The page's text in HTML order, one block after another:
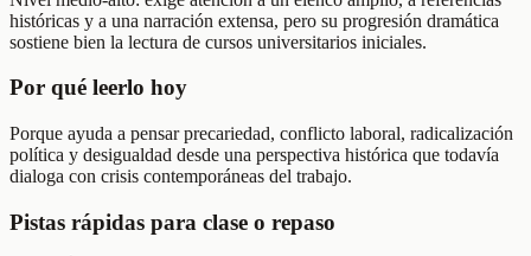
históricas y a una narración extensa, pero su progresión dramática
sostiene bien la lectura de cursos universitarios iniciales.
Por qué leerlo hoy
Porque ayuda a pensar precariedad, conflicto laboral, radicalización
política y desigualdad desde una perspectiva histórica que todavía
dialoga con crisis contemporáneas del trabajo.
Pistas rápidas para clase o repaso